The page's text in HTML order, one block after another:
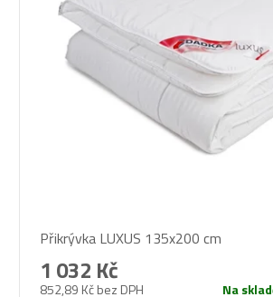
hodnocení
produktu
je
Přikrývka LUXUS 135x200 cm
852,89 Kč bez DPH
1 032 Kč
Na